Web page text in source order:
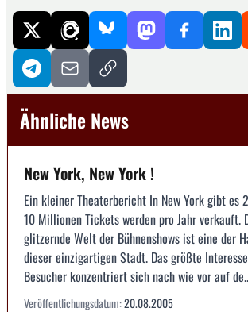
Ähnliche News
New York, New York !
Ein kleiner Theaterbericht In New York gibt es
10 Millionen Tickets werden pro Jahr verkauft.
glitzernde Welt der Bühnenshows ist eine der
dieser einzigartigen Stadt. Das größte
Besucher konzentriert sich nach wie vor auf
Veröffentlichungsdatum:20.08.2005